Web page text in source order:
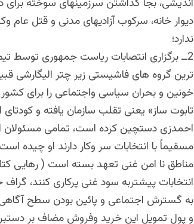
اندیشی، بجا گذاشتن سرزمینهای سوخته برای
دیوار خانه، سرکوب آزادیهای مدنی و قتل عام
ندارد؛
2ــ برگزاری انتصابات ریاست جمهوری
ترین گروه های فاشیستی زیر چتر الیگارشی
خونین و بحران سیاسی واجتماعی را برای
تابوت ساز» یعنی تقلب سازمان یافته و کودتای
احمدزی دستچین کرده است، تمامی مسئولان
مسقیماً با انتخابات سر وکار دارند او چیده
مناطق نا امن غنی تعهد بسته است ( رهایی
انتخابات پیشتربه سود غنی پرکاری کنند،
به گسترش اجتماعی و پائین بودن سطح
و پول تمویل این خرید وفروش مضاف بر